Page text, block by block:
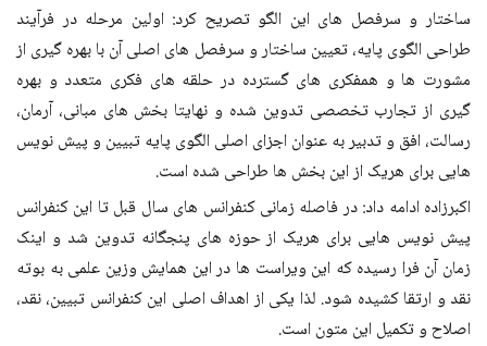
ساختار و سرفصل های این الگو تصریح کرد: اولین مرحله در فرآیند
طراحی الگوی پایه، تعیین ساختار و سرفصل های اصلی آن با بهره گیری از
مشورت ها و همفکری های گسترده در حلقه های فکری متعدد و بهره
گیری از تجارب تخصصی تدوین شده و نهایتا بخش های مبانی، آرمان،
رسالت، افق و تدبیر به عنوان اجزای اصلی الگوی پایه تبیین و پیش نویس
هایی برای هریک از این بخش ها طراحی شده است.
اکبرزاده ادامه داد: در فاصله زمانی کنفرانس های سال قبل تا این کنفرانس
پیش نویس هایی برای هریک از حوزه های پنجگانه تدوین شد و اینک
زمان آن فرا رسیده که این ویراست ها در این همایش وزین علمی به بوته
نقد و ارتقا کشیده شود. لذا یکی از اهداف اصلی این کنفرانس تبیین، نقد،
اصلاح و تکمیل این متون است.